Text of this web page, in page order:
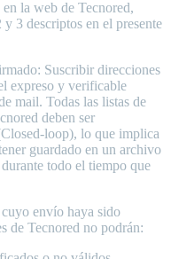
la web de Tecnored,
3 descriptos en el presente
Suscribir direcciones
expreso y verificable
mail. Todas las listas de
deben ser
loop), lo que implica
guardado en un archivo
todo el tiempo que
envío haya sido
de Tecnored no podrán: